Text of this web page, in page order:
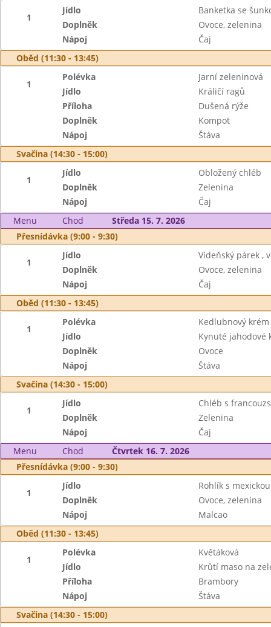
1
Jídlo
Banketka se
Doplněk
Ovoce, zelenina
Nápoj
Čaj
Oběd (11:30 - 13:45)
1
Polévka
Jarní zeleninová
Jídlo
Králičí ragů
Příloha
Dušená rýže
Doplněk
Kompot
Nápoj
Štáva
Svačina (14:30 - 15:00)
1
Jídlo
Obložený chléb
Doplněk
Zelenina
Nápoj
Čaj
Menu
Chod
Středa 15. 7. 2026
Přesnídávka (9:00 - 9:30)
1
Jídlo
Vídeňský párek ,
Doplněk
Ovoce, zelenina
Nápoj
Čaj
Oběd (11:30 - 13:45)
1
Polévka
Kedlubnový
Jídlo
Kynuté jahodové
Doplněk
Ovoce
Nápoj
Štáva
Svačina (14:30 - 15:00)
1
Jídlo
Chléb s
Doplněk
Zelenina
Nápoj
Čaj
Menu
Chod
Čtvrtek 16. 7. 2026
Přesnídávka (9:00 - 9:30)
1
Jídlo
Rohlík s
Doplněk
Ovoce, zelenina
Nápoj
Malcao
Oběd (11:30 - 13:45)
1
Polévka
Květáková
Jídlo
Krůtí maso na
Příloha
Brambory
Nápoj
Štáva
Svačina (14:30 - 15:00)